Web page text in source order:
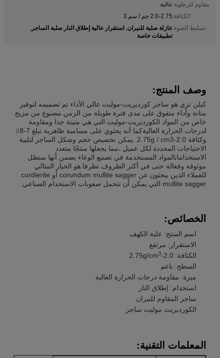
مقاوم للرطوبة:عالية
الكثافة:2.0-2.75 جم / سم 3
تسليط الضوء:عازلة صلبة للنيران, استقرار عالية إطلاق النار صلبة الساجر ,
تطبيقات خاصة
وصف المنتج:
كيلن تري هو ساجر كورديريت-موليت عالي الأداء تم تصميمه لتوفير
متانة وأداء متفوق على مدى فترة طويلة من الزمن.مصنوع من مزيج
خاص من المواد الكورديريت-موليت التي هي متينة جدا ومقاومة
لدرجات الحرارة العاليةكما أنه يحتوي على مسامية ظاهرية تبلغ 7-8٪
وكثافة 2.0-2.75g / cm3. يمكن تخصيص حجم وشكل الساجر لتلبية
الاحتياجات المحددة لكل عميل ،مما يجعلها منتجًا متعدد
الاستخداماتالمواد المستخدمة في تصنيع الوعاء يضمن أنها ستظل
موثوقة وفعالة حتى في أكثر الظروف تطرفا.هو الخيار المثالي
للعملاء الذين يبحثون عن corundum mullite sagger أو cordierite
mullite sagger التي يمكن أن تتحمل صعوبات الاستخدام الصناعي.
الخصائص:
اسم المنتج: علبة الكهف
الاستقرار: مرتفع
الكثافة: 2.0-2.75g/cm
3
السطح: ناعم
ميزة: مقاومة درجات الحرارة العالية
استخدام: إطلاق النار
ساجر المقاوم للنيران
الكورديريت موليت ساجر
المعلمات التقنية: